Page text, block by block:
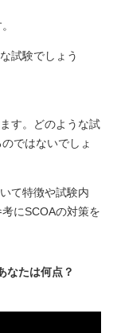
試験でしょう
す。どのような試
ではないでしょ
て特徴や試験内
にSCOAの対策を
なたは何点？